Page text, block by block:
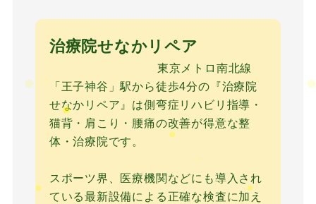
治療院せなかリペア
東京メトロ南北線
「王子神谷」駅から徒歩4分の『治療院
せなかリペア』は側弯症リハビリ指導・
猫背・肩こり・腰痛の改善が得意な整
体・治療院です。
スポーツ界、医療機関などにも導入され
ている最新設備による正確な検査に加え